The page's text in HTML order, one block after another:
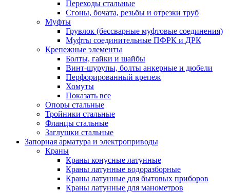
Переходы стальные
Сгоны, бочата, резьбы и отрезки труб
Муфты
Грувлок (бессварные муфтовые соединения)
Муфты соединительные ПФРК и ДРК
Крепежные элементы
Болты, гайки и шайбы
Винт-шурупы, болты анкерные и дюбели
Перфорированный крепеж
Хомуты
Показать все
Опоры стальные
Тройники стальные
Фланцы стальные
Заглушки стальные
Запорная арматура и электроприводы
Краны
Краны конусные латунные
Краны латунные водоразборные
Краны латунные для бытовых приборов
Краны латунные для манометров